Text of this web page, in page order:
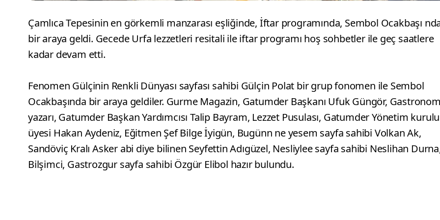
Çamlıca Tepesinin en görkemli manzarası eşliğinde, İftar programında, Sembol Ocakbaşı
bir araya geldi. Gecede Urfa lezzetleri resitali ile iftar programı hoş sohbetler ile geç saatlere
kadar devam etti.
Fenomen Gülçinin Renkli Dünyası sayfası sahibi Gülçin Polat bir grup fonomen ile Sembol
Ocakbaşında bir araya geldiler. Gurme Magazin, Gatumder Başkanı Ufuk Güngör,
yazarı, Gatumder Başkan Yardımcısı Talip Bayram, Lezzet Pusulası, Gatumder Yönetim kurulu
üyesi Hakan Aydeniz, Eğitmen Şef Bilge İyigün, Bugünn ne yesem sayfa sahibi Volkan Ak,
Sandöviç Kralı Asker abi diye bilinen Seyfettin Adıgüzel, Nesliylee sayfa sahibi Neslihan
Bilşimci, Gastrozgur sayfa sahibi Özgür Elibol hazır bulundu.